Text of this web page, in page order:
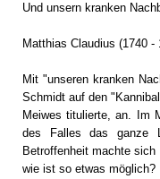
Und unsern kranken
Matthias Claudius (1740 -
Mit "unseren kranken
Schmidt auf den
Meiwes titulierte, an. Im
des Falles das ganze
Betroffenheit machte
wie ist so etwas möglich?